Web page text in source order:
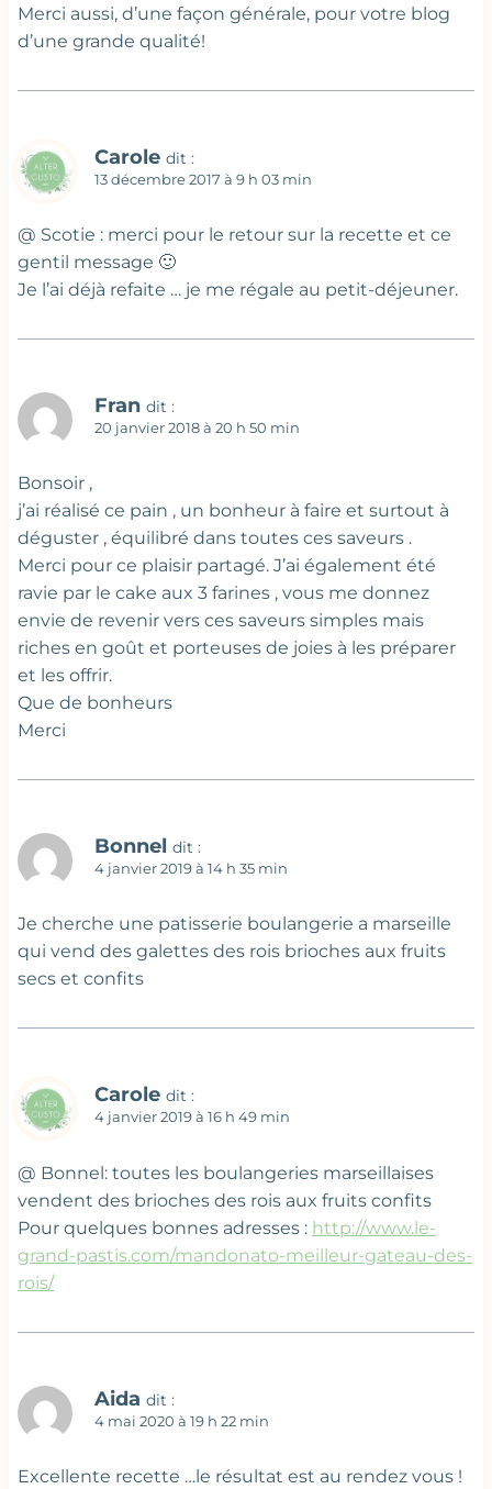
Merci aussi, d’une façon générale, pour votre blog
d’une grande qualité!
Carole dit :
13 décembre 2017 à 9 h 03 min
@ Scotie : merci pour le retour sur la recette et ce
gentil message 🙂
Je l’ai déjà refaite … je me régale au petit-déjeuner.
Fran dit :
20 janvier 2018 à 20 h 50 min
Bonsoir ,
j’ai réalisé ce pain , un bonheur à faire et surtout à
déguster , équilibré dans toutes ces saveurs .
Merci pour ce plaisir partagé. J’ai également été
ravie par le cake aux 3 farines , vous me donnez
envie de revenir vers ces saveurs simples mais
riches en goût et porteuses de joies à les préparer
et les offrir.
Que de bonheurs
Merci
Bonnel dit :
4 janvier 2019 à 14 h 35 min
Je cherche une patisserie boulangerie a marseille
qui vend des galettes des rois brioches aux fruits
secs et confits
Carole dit :
4 janvier 2019 à 16 h 49 min
@ Bonnel: toutes les boulangeries marseillaises
vendent des brioches des rois aux fruits confits
Pour quelques bonnes adresses : http://www.le-
grand-pastis.com/mandonato-meilleur-gateau-des-
rois/
Aida dit :
4 mai 2020 à 19 h 22 min
Excellente recette …le résultat est au rendez vous !